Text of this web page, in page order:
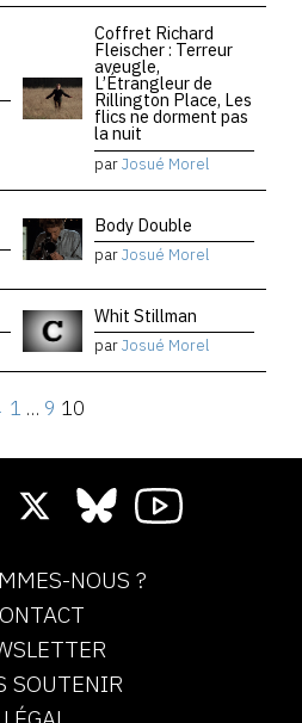
Coffret Richard
Fleischer : Terreur
aveugle,
L’Étrangleur de
Rillington Place, Les
flics ne dorment pas
la nuit
parJosué Morel
Body Double
parJosué Morel
Whit Stillman
parJosué Morel
1 … 9 10
NOUS ?
SOUTENIR